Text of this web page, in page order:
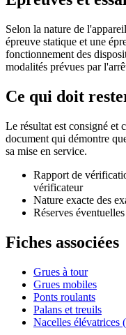
Selon la nature de
épreuve statique et une
fonctionnement des
modalités prévues par
Ce qui doit
Le résultat est consigné et
document qui démontre
sa mise en service.
Rapport de
vérificateur
Nature exacte des
Réserves
Fiches associées
Grues à tour
Grues mobiles
Ponts roulants
Palans et treuils
Nacelles élévatrices